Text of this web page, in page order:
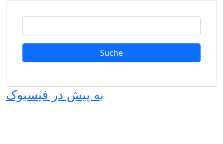
به پیش در فیسبوک